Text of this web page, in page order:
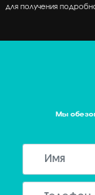
для получения
Мы